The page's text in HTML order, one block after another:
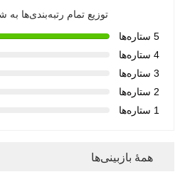
توزیع تمام رتبه‌بندی‌ها
5 ستاره‌ها
4 ستاره‌ها
3 ستاره‌ها
2 ستاره‌ها
1 ستاره‌ها
همهٔ بازبینی‌ها